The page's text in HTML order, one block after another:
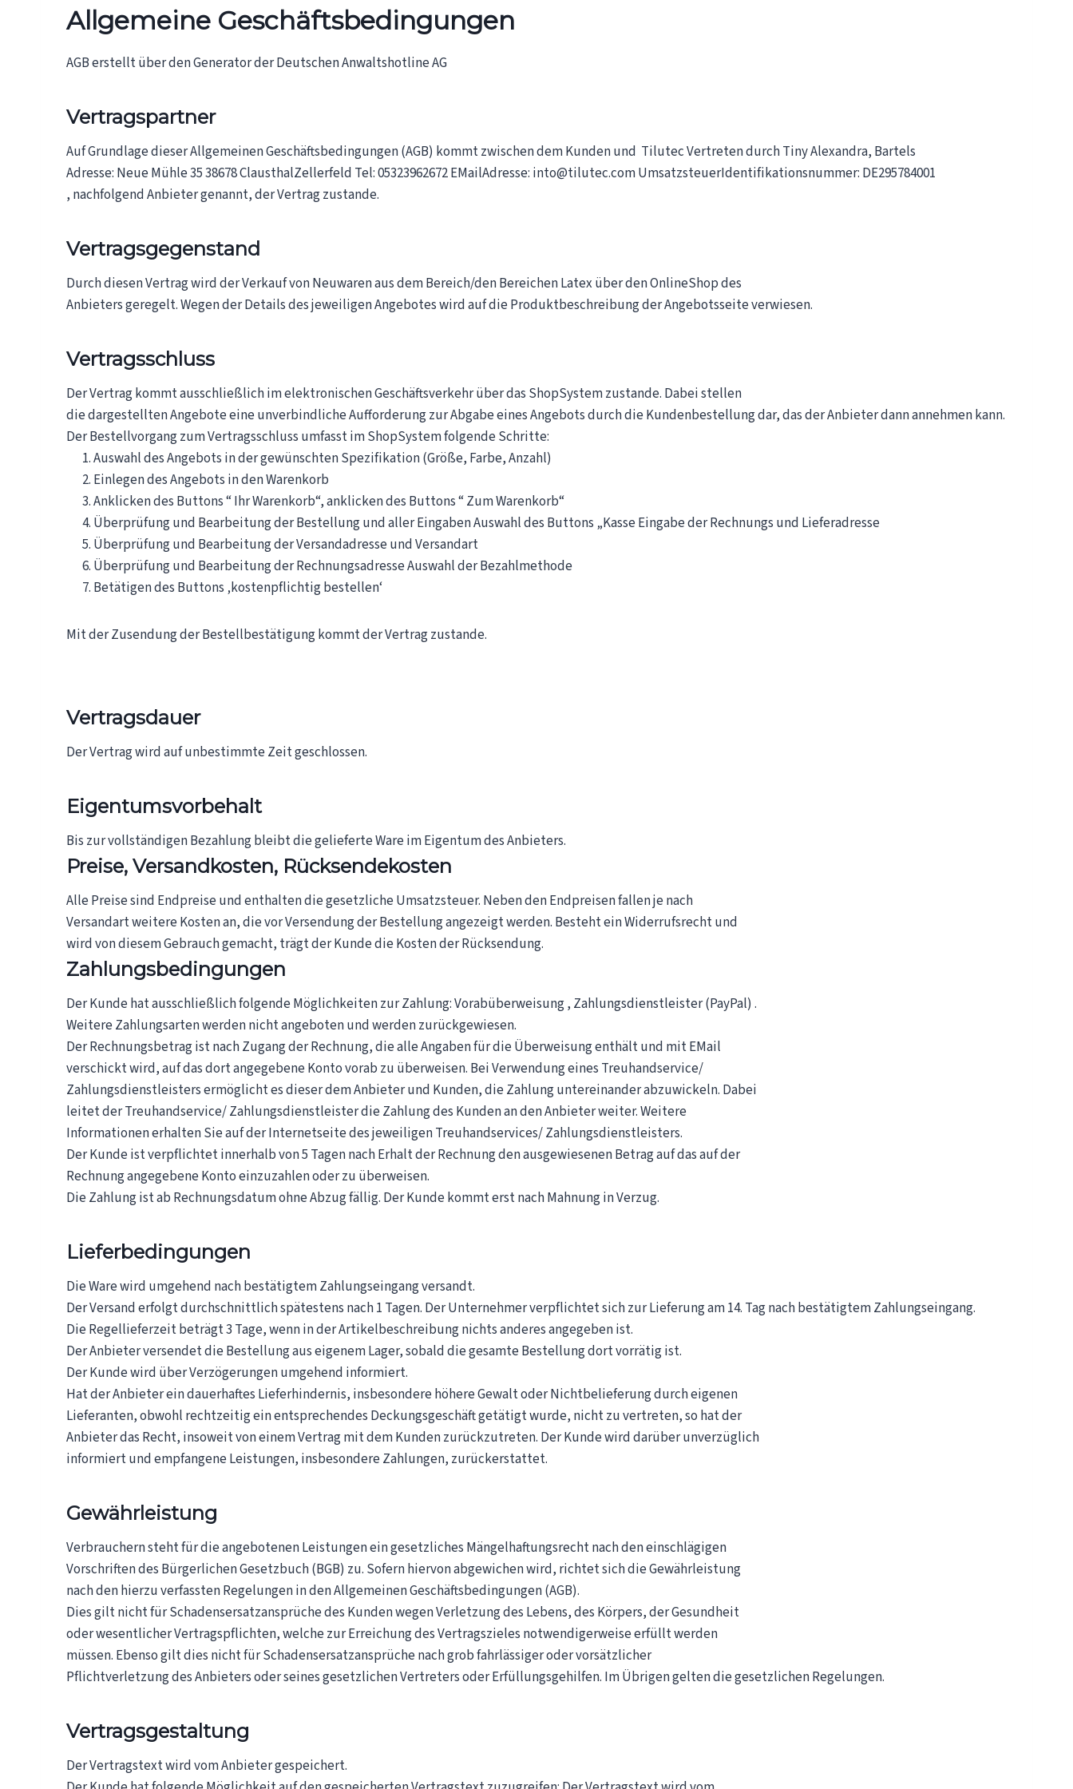
Allgemeine Geschäftsbedingungen
AGB erstellt über den Generator der Deutschen Anwaltshotline AG
Vertragspartner
Auf Grundlage dieser Allgemeinen Geschäftsbedingungen (AGB) kommt zwischen dem Kunden und Tilutec Vertreten durch Tiny Alexandra, Bartels
Adresse: Neue Mühle 3­5 38678 Clausthal­Zellerfeld Tel: 05323­962672 E­Mail­Adresse: into@tilutec.com Umsatzsteuer­Identifikationsnummer: DE295784001
, nachfolgend Anbieter genannt, der Vertrag zustande.
Vertragsgegenstand
Durch diesen Vertrag wird der Verkauf von Neuwaren aus dem Bereich/den Bereichen Latex über den Online­Shop des
Anbieters geregelt. Wegen der Details des jeweiligen Angebotes wird auf die Produktbeschreibung der Angebotsseite verwiesen.
Vertragsschluss
Der Vertrag kommt ausschließlich im elektronischen Geschäftsverkehr über das Shop­System zustande. Dabei stellen
die dargestellten Angebote eine unverbindliche Aufforderung zur Abgabe eines Angebots durch die Kundenbestellung dar, das der Anbieter dann annehmen kann.
Der Bestellvorgang zum Vertragsschluss umfasst im Shop­System folgende Schritte:
Auswahl des Angebots in der gewünschten Spezifikation (Größe, Farbe, Anzahl)
Einlegen des Angebots in den Warenkorb
Anklicken des Buttons “ Ihr Warenkorb“, anklicken des Buttons “ Zum Warenkorb“
Überprüfung und Bearbeitung der Bestellung und aller Eingaben Auswahl des Buttons „Kasse Eingabe der Rechnungs­ und Lieferadresse
Überprüfung und Bearbeitung der Versandadresse und Versandart
Überprüfung und Bearbeitung der Rechnungsadresse Auswahl der Bezahlmethode
Betätigen des Buttons ‚kostenpflichtig bestellen‘
Mit der Zusendung der Bestellbestätigung kommt der Vertrag zustande.
Vertragsdauer
Der Vertrag wird auf unbestimmte Zeit geschlossen.
Eigentumsvorbehalt
Bis zur vollständigen Bezahlung bleibt die gelieferte Ware im Eigentum des Anbieters.
Preise, Versandkosten, Rücksendekosten
Alle Preise sind Endpreise und enthalten die gesetzliche Umsatzsteuer. Neben den Endpreisen fallen je nach
Versandart weitere Kosten an, die vor Versendung der Bestellung angezeigt werden. Besteht ein Widerrufsrecht und
wird von diesem Gebrauch gemacht, trägt der Kunde die Kosten der Rücksendung.
Zahlungsbedingungen
Der Kunde hat ausschließlich folgende Möglichkeiten zur Zahlung: Vorabüberweisung , Zahlungsdienstleister (PayPal) .
Weitere Zahlungsarten werden nicht angeboten und werden zurückgewiesen.
Der Rechnungsbetrag ist nach Zugang der Rechnung, die alle Angaben für die Überweisung enthält und mit E­Mail
verschickt wird, auf das dort angegebene Konto vorab zu überweisen. Bei Verwendung eines Treuhandservice/
Zahlungsdienstleisters ermöglicht es dieser dem Anbieter und Kunden, die Zahlung untereinander abzuwickeln. Dabei
leitet der Treuhandservice/ Zahlungsdienstleister die Zahlung des Kunden an den Anbieter weiter. Weitere
Informationen erhalten Sie auf der Internetseite des jeweiligen Treuhandservices/ Zahlungsdienstleisters.
Der Kunde ist verpflichtet innerhalb von 5 Tagen nach Erhalt der Rechnung den ausgewiesenen Betrag auf das auf der
Rechnung angegebene Konto einzuzahlen oder zu überweisen.
Die Zahlung ist ab Rechnungsdatum ohne Abzug fällig. Der Kunde kommt erst nach Mahnung in Verzug.
Lieferbedingungen
Die Ware wird umgehend nach bestätigtem Zahlungseingang versandt.
Der Versand erfolgt durchschnittlich spätestens nach 1 Tagen. Der Unternehmer verpflichtet sich zur Lieferung am 14. Tag nach bestätigtem Zahlungseingang.
Die Regellieferzeit beträgt 3 Tage, wenn in der Artikelbeschreibung nichts anderes angegeben ist.
Der Anbieter versendet die Bestellung aus eigenem Lager, sobald die gesamte Bestellung dort vorrätig ist.
Der Kunde wird über Verzögerungen umgehend informiert.
Hat der Anbieter ein dauerhaftes Lieferhindernis, insbesondere höhere Gewalt oder Nichtbelieferung durch eigenen
Lieferanten, obwohl rechtzeitig ein entsprechendes Deckungsgeschäft getätigt wurde, nicht zu vertreten, so hat der
Anbieter das Recht, insoweit von einem Vertrag mit dem Kunden zurückzutreten. Der Kunde wird darüber unverzüglich
informiert und empfangene Leistungen, insbesondere Zahlungen, zurückerstattet.
Gewährleistung
Verbrauchern steht für die angebotenen Leistungen ein gesetzliches Mängelhaftungsrecht nach den einschlägigen
Vorschriften des Bürgerlichen Gesetzbuch (BGB) zu. Sofern hiervon abgewichen wird, richtet sich die Gewährleistung
nach den hierzu verfassten Regelungen in den Allgemeinen Geschäftsbedingungen (AGB).
Dies gilt nicht für Schadensersatzansprüche des Kunden wegen Verletzung des Lebens, des Körpers, der Gesundheit
oder wesentlicher Vertragspflichten, welche zur Erreichung des Vertragszieles notwendigerweise erfüllt werden
müssen. Ebenso gilt dies nicht für Schadensersatzansprüche nach grob fahrlässiger oder vorsätzlicher
Pflichtverletzung des Anbieters oder seines gesetzlichen Vertreters oder Erfüllungsgehilfen. Im Übrigen gelten die gesetzlichen Regelungen.
Vertragsgestaltung
Der Vertragstext wird vom Anbieter gespeichert.